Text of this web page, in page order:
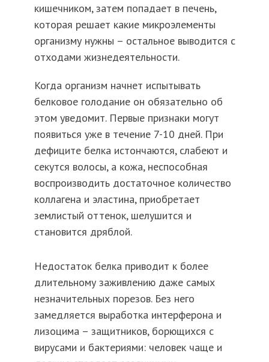
кишечником, затем попадает в печень,
которая решает какие микроэлементы
организму нужны – остальное выводится с
отходами жизнедеятельности.
Когда организм начнет испытывать
белковое голодание он обязательно об
этом уведомит. Первые признаки могут
появиться уже в течение 7-10 дней. При
дефиците белка истончаются, слабеют и
секутся волосы, а кожа, неспособная
воспроизводить достаточное количество
коллагена и эластина, приобретает
землистый оттенок, шелушится и
становится дряблой.
Недостаток белка приводит к более
длительному заживлению даже самых
незначительных порезов. Без него
замедляется выработка интерферона и
лизоцима – защитников, борющихся с
вирусами и бактериями: человек чаще и